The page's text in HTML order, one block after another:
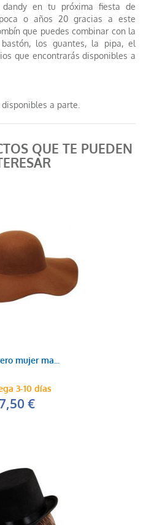
en tu próxima fiesta de
o años 20 gracias a este
que puedes combinar con la
los guantes, la pipa, el
que encontrarás disponibles a
a parte.
QUE TE PUEDEN
mujer ma...
3-10 días
€